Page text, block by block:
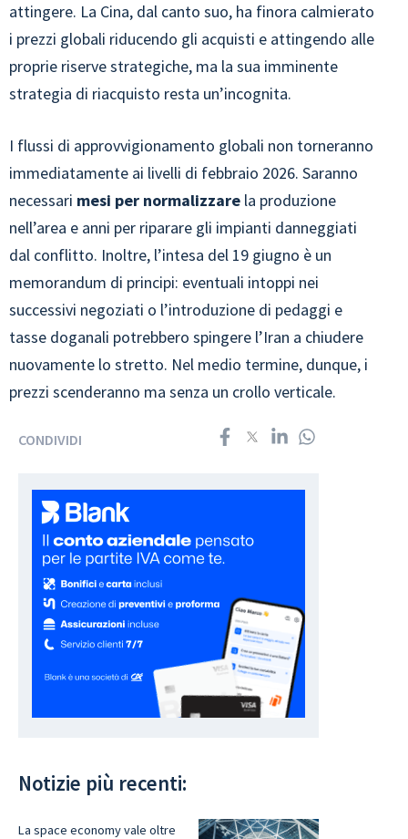
attingere. La Cina, dal canto suo, ha finora calmierato
i prezzi globali riducendo gli acquisti e attingendo alle
proprie riserve strategiche, ma la sua imminente
strategia di riacquisto resta un’incognita.
I flussi di approvvigionamento globali non torneranno
immediatamente ai livelli di febbraio 2026. Saranno
necessari mesi per normalizzare la produzione
nell’area e anni per riparare gli impianti danneggiati
dal conflitto. Inoltre, l’intesa del 19 giugno è un
memorandum di principi: eventuali intoppi nei
successivi negoziati o l’introduzione di pedaggi e
tasse doganali potrebbero spingere l’Iran a chiudere
nuovamente lo stretto. Nel medio termine, dunque, i
prezzi scenderanno ma senza un crollo verticale.
CONDIVIDI
Notizie più recenti:
La space economy vale oltre